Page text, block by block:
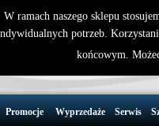
Promocje Wyprzedaże Serwis
W ramach naszego sklepu
potrzeb.
końcowym.